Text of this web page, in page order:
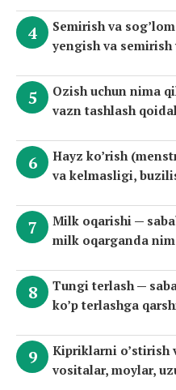
Semirish va
yengish va semirish
Ozish uchun nima
vazn tashlash
Hayz ko’rish
va kelmasligi,
Milk oqarishi —
milk oqarganda
Tungi terlash —
ko’p terlashga
Kipriklarni o’stirish
vositalar, moylar,